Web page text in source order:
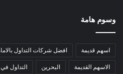
وسوم هامة
اسهم قديمة افضل شركات التداول
الاسهم القديمة البحرين التداول